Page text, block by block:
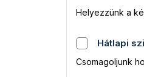
Helyezzünk a
Hátlapi
Csomagoljunk